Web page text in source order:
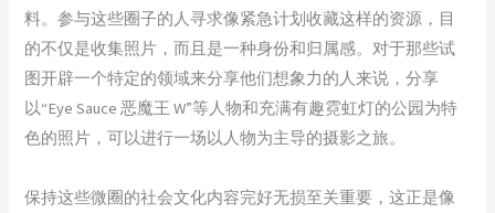
料。参与这些圈子的人寻求像紧急计划收藏这样的资源，目
的不仅是收集照片，而且是一种身份和归属感。对于那些试
图开辟一个特定的领域来分享他们想象力的人来说，分享
以“Eye Sauce 恶魔王 W”等人物和充满有趣霓虹灯的公园为特
色的照片，可以进行一场以人物为主导的摄影之旅。
保持这些微圈的社会文化内容完好无损至关重要，这正是像